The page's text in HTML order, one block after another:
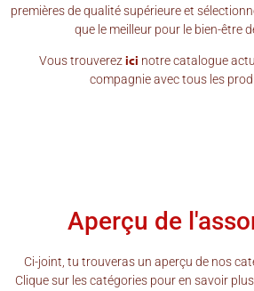
premières de qualité supérieure et
que le meilleur pour le bien-être
Vous trouverez ici notre catalogue
compagnie avec tous les
Aperçu de
Ci-joint, tu trouveras un aperçu de nos
Clique sur les catégories pour en savoir